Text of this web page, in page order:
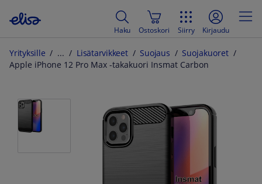
Haku Ostoskori Siirry Kirjaudu
Yrityksille Lisätarvikkeet Suojaus
Suojakuoret
Apple iPhone 12 Pro Max -takakuori Insmat Carbon